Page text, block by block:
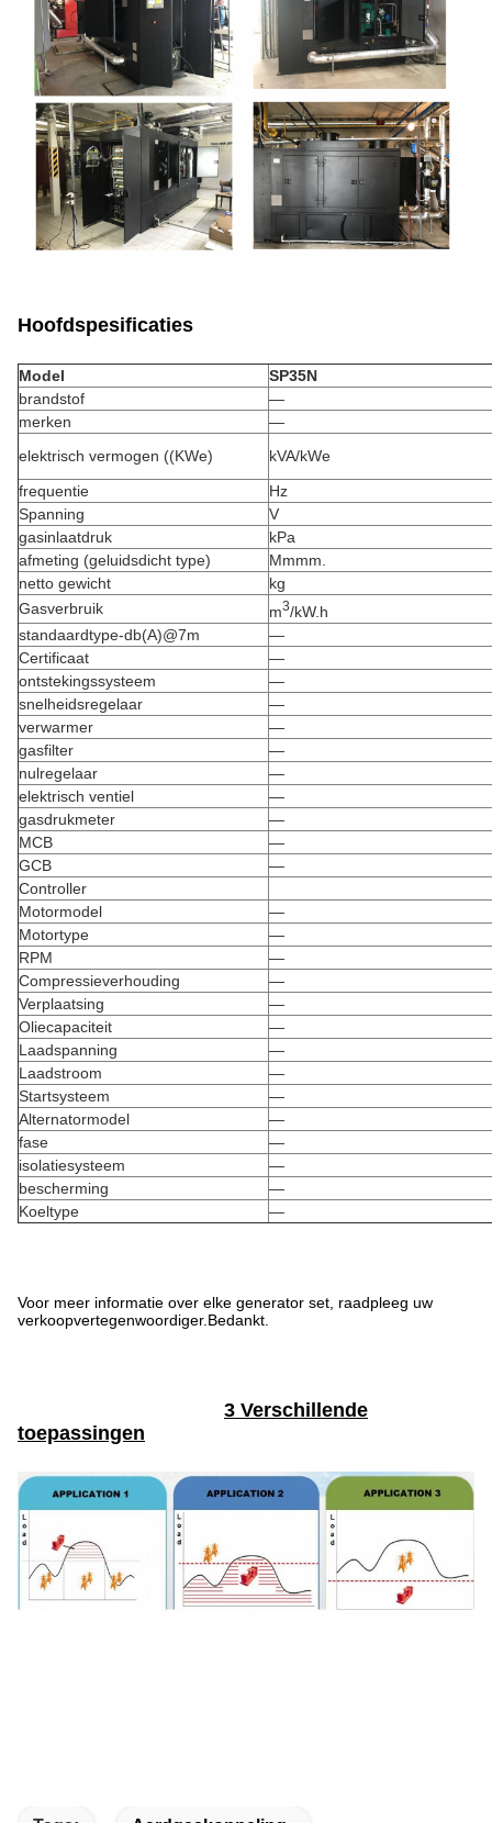
Hoofdspesificaties
Model
SP35N
brandstof
—
merken
—
elektrisch vermogen ((KWe)
kVA/kWe
frequentie
Hz
Spanning
V
gasinlaatdruk
kPa
afmeting (geluidsdicht type)
Mmmm.
netto gewicht
kg
Gasverbruik
m3/kW.h
standaardtype-db(A)@7m
—
Certificaat
—
ontstekingssysteem
—
snelheidsregelaar
—
verwarmer
—
gasfilter
—
nulregelaar
—
elektrisch ventiel
—
gasdrukmeter
—
MCB
—
GCB
—
Controller
Motormodel
—
Motortype
—
RPM
—
Compressieverhouding
—
Verplaatsing
—
Oliecapaciteit
—
Laadspanning
—
Laadstroom
—
Startsysteem
—
Alternatormodel
—
fase
—
isolatiesysteem
—
bescherming
—
Koeltype
—
Voor meer informatie over elke generator set, raadpleeg uw
verkoopvertegenwoordiger.Bedankt.
3 Verschillende
toepassingen